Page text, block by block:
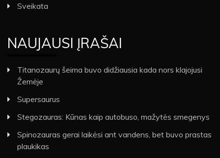
Sveikata
NAUJAUSI ĮRAŠAI
Titanozaurų šeima buvo didžiausia kada nors klajojusi
Žemėje
Supersaurus
Stegozauras: Kūnas kaip autobuso, mažytės smegenys
Spinozauras gerai laikėsi ant vandens, bet buvo prastas
plaukikas